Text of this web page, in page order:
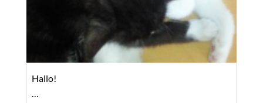
Schnürchen mit der Erdnuss daran bringe, spielen
sie auch mit. DAS macht immer Spaß, das sag ich
Euch!!! Anfangs hatten wir das Vertrauen zu den
Menschen ja schon ein bisschen verloren.
Ich brauchte eine gewisse Zeit, bis ich glauben
Hallo!